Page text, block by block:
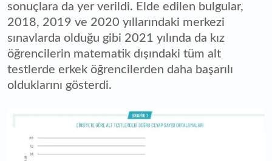
sonuçlara da yer verildi. Elde edilen bulgular,
2018, 2019 ve 2020 yıllarındaki merkezi
sınavlarda olduğu gibi 2021 yılında da kız
öğrencilerin matematik dışındaki tüm alt
testlerde erkek öğrencilerden daha başarılı
olduklarını gösterdi.